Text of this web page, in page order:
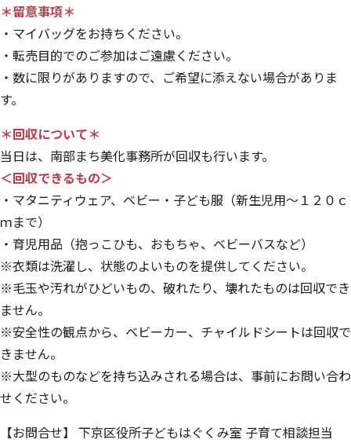
＊留意事項＊
・マイバッグをお持ちください。
・転売目的でのご参加はご遠慮ください。
・数に限りがありますので、ご希望に添えない場合がありま
す。
＊回収について＊
当日は、南部まち美化事務所が回収も行います。
＜回収できるもの＞
・マタニティウェア、ベビー・子ども服（新生児用～１２０ｃ
ｍまで）
・育児用品（抱っこひも、おもちゃ、ベビーバスなど）
※衣類は洗濯し、状態のよいものを提供してください。
※毛玉や汚れがひどいもの、破れたり、壊れたものは回収でき
ません。
※安全性の観点から、ベビーカー、チャイルドシートは回収で
きません。
※大型のものなどを持ち込みされる場合は、事前にお問い合わ
せください。
【お問合せ】 下京区役所子どもはぐくみ室 子育て相談担当